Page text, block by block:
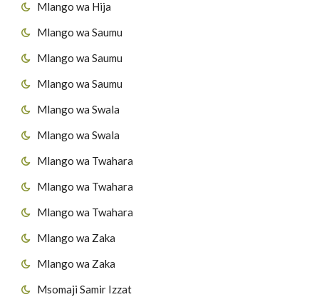
Mlango wa Hija
Mlango wa Saumu
Mlango wa Saumu
Mlango wa Saumu
Mlango wa Swala
Mlango wa Swala
Mlango wa Twahara
Mlango wa Twahara
Mlango wa Twahara
Mlango wa Zaka
Mlango wa Zaka
Msomaji Samir Izzat